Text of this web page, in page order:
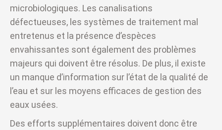
microbiologiques. Les canalisations
défectueuses, les systèmes de traitement mal
entretenus et la présence d’espèces
envahissantes sont également des problèmes
majeurs qui doivent être résolus. De plus, il existe
un manque d’information sur l’état de la qualité de
l’eau et sur les moyens efficaces de gestion des
eaux usées.
Des efforts supplémentaires doivent donc être